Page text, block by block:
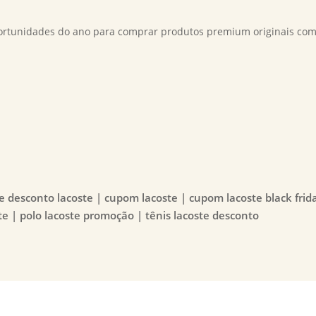
do ano para comprar produtos premium originais com
lacoste | cupom lacoste | cupom lacoste black
| polo lacoste promoção | tênis lacoste desconto